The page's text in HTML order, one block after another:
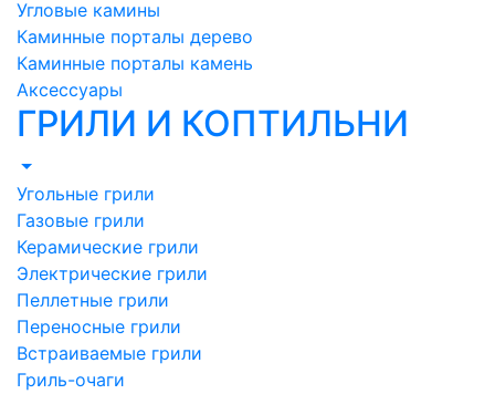
Угловые камины
Каминные порталы дерево
Каминные порталы камень
Аксессуары
ГРИЛИ И КОПТИЛЬНИ
Угольные грили
Газовые грили
Керамические грили
Электрические грили
Пеллетные грили
Переносные грили
Встраиваемые грили
Гриль-очаги